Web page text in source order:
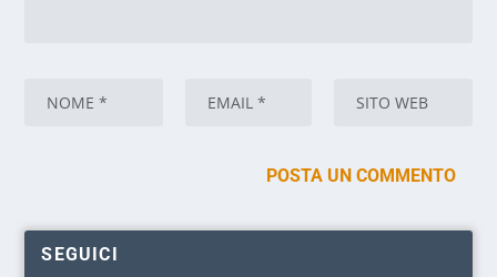
SEGUICI